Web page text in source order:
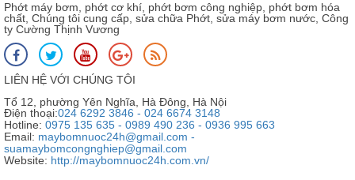
Phớt máy bơm, phớt cơ khí, phớt bơm công nghiệp, phớt bơm hóa
chất, Chúng tôi cung cấp, sửa chữa Phớt, sửa máy bơm nước, Công
ty Cường Thịnh Vương
LIÊN HỆ VỚI CHÚNG TÔI
Tổ 12, phường Yên Nghĩa, Hà Đông, Hà Nội
Điện thoại:024 6292 3846 - 024 6674 3148
Hotline: 0975 135 635 - 0989 490 236 - 0936 995 663
Email: maybomnuoc24h@gmail.com -
suamaybomcongnghiep@gmail.com
Website: http://maybomnuoc24h.com.vn/